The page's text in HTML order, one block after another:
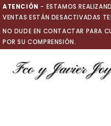
Ir
al
contenido
ATENCIÓN - ESTAMOS
VENTAS ESTÁN DESACTIVADAS
NO DUDE EN CONTACTAR PARA
POR SU COMPRENSIÓN.